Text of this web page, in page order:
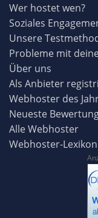
Wer hostet wen?
Soziales
Unsere
Probleme mit
Über uns
Als Anbieter
Webhoster des
Neueste
Alle Webhoster
Webhoster-Lexikon